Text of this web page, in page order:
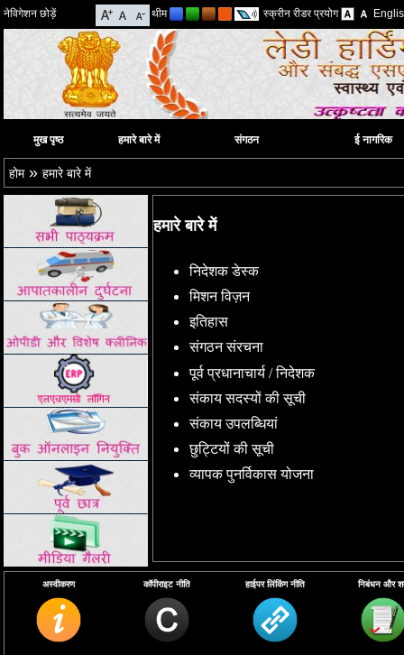
नेविगेशन छोड़ें थीम स्क्रीन रीडर प्रयोग
मुख पृष्ठ हमारे बारे में संगठन ई नागरिक
होम» हमारे बारे में
हमारे बारे में
निदेशक डेस्क
मिशन विज़न
इतिहास
संगठन संरचना
पूर्व प्रधानाचार्य / निदेशक
संकाय सदस्यों की सूची
संकाय उपलब्धियां
छुट्टियों की सूची
व्यापक पुनर्विकास योजना
अस्वीकरण कॉपीराइट नीति हाईपर लिंकिंग नीति निबंधन और